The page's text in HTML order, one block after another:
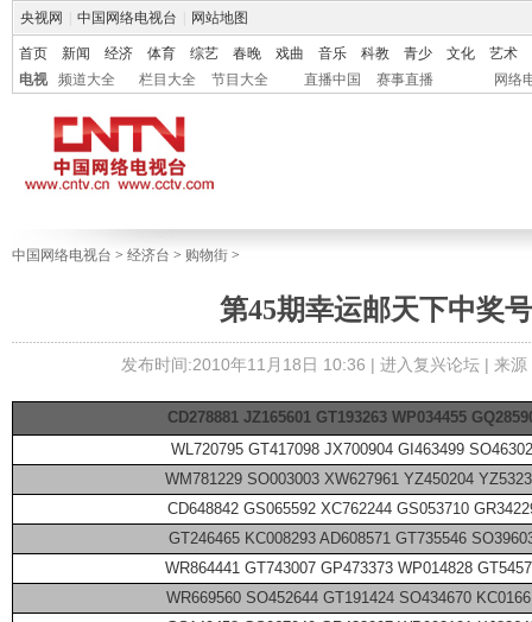
央视网 中国网络电视台 网站地图
首页 新闻 经济 体育 综艺 春晚 戏曲 音乐 科教 青少 文化
艺术
电视
频道大全 栏目大全 节目大全 直播中国 赛事直播 网络
中国网络电视台 > 经济台 > 购物街 >
第45期幸运邮天下中奖
发布时间:2010年11月18日 10:36 | 进入复兴论坛| 来源
CD278881 JZ165601 GT193263 WP034455
WL720795 GT417098 JX700904 GI463499
WM781229 SO003003 XW627961 YZ450204
CD648842 GS065592 XC762244 GS053710
GT246465 KC008293 AD608571 GT735546
WR864441 GT743007 GP473373 WP014828
WR669560 SO452644 GT191424 SO434670